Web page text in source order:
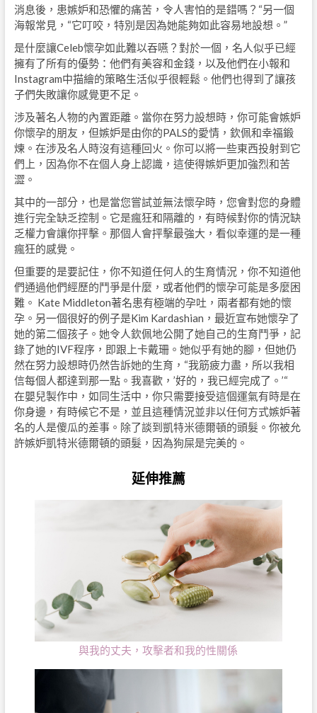
消息後，患嫉妒和恐懼的痛苦，令人害怕的是錯嗎？“另一個
海報常見，“它叮咬，特別是因為她能夠如此容易地設想。”
是什麼讓Celeb懷孕如此難以吞嚥？對於一個，名人似乎已經
擁有了所有的優勢：他們有美容和金錢，以及他們在小報和
Instagram中描繪的策略生活似乎很輕鬆。他們也得到了讓孩
子們失敗讓你感覺更不足。
涉及著名人物的內置距離。當你在努力設想時，你可能會嫉妒
你懷孕的朋友，但嫉妒是由你的PALS的愛情，欽佩和幸福鍛
煉。在涉及名人時沒有這種回火。你可以將一些東西投射到它
們上，因為你不在個人身上認識，這使得嫉妒更加強烈和苦
澀。
其中的一部分，也是當您嘗試並無法懷孕時，您會對您的身體
進行完全缺乏控制。它是瘋狂和隔離的，有時候對你的情況缺
乏權力會讓你抨擊。那個人會抨擊最強大，看似幸運的是一種
瘋狂的感覺。
但重要的是要記住，你不知道任何人的生育情況，你不知道他
們通過他們經歷的鬥爭是什麼，或者他們的懷孕可能是多麼困
難。 Kate Middleton著名患有極端的孕吐，兩者都有她的懷
孕。另一個很好的例子是Kim Kardashian，最近宣布她懷孕了
她的第二個孩子。她令人欽佩地公開了她自己的生育鬥爭，記
錄了她的IVF程序，即跟上卡戴珊。她似乎有她的腳，但她仍
然在努力設想時仍然告訴她的生育，“我筋疲力盡，所以我相
信每個人都達到那一點。我喜歡，’好的，我已經完成了。’“
在嬰兒製作中，如同生活中，你只需要接受這個運氣有時是在
你身邊，有時候它不是，並且這種情況並非以任何方式嫉妒著
名的人是傻瓜的差事。除了談到凱特米德爾頓的頭髮。你被允
許嫉妒凱特米德爾頓的頭髮，因為狗屎是完美的。
延伸推薦
與我的丈夫，攻擊者和我的性關係